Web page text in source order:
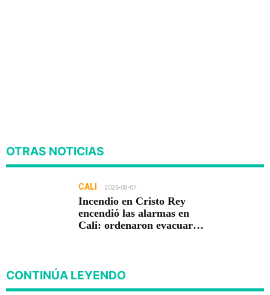
OTRAS NOTICIAS
CALI 2026-08-07
Incendio en Cristo Rey
encendió las alarmas en
Cali: ordenaron evacuar
CONTINÚA LEYENDO